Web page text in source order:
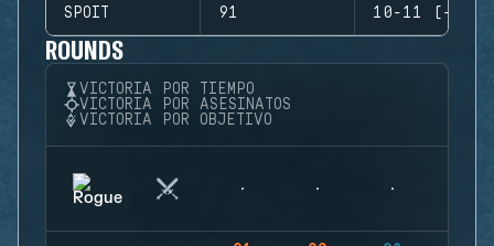
SPOIT 91 10-11 (-1)
ROUNDS
VICTORIA POR TIEMPO
VICTORIA POR ASESINATOS
VICTORIA POR OBJETIVO